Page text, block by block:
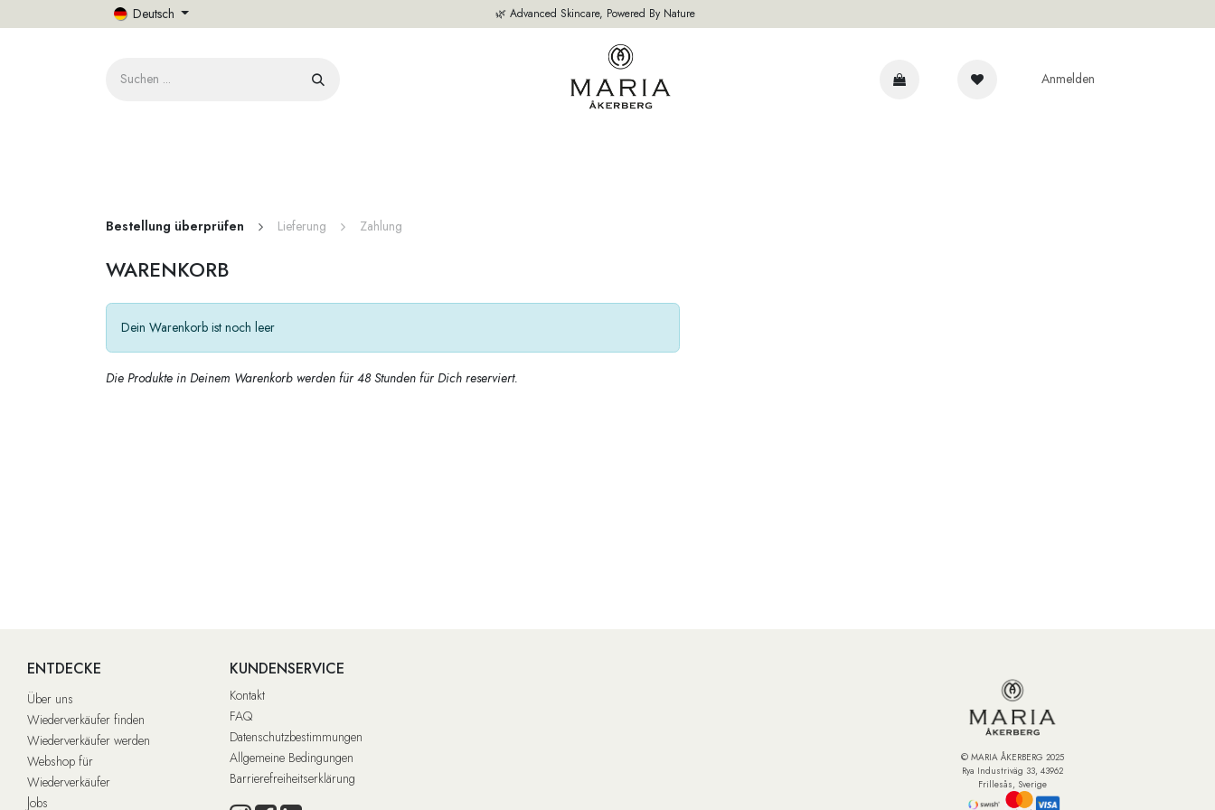
Deutsch 🌿 Advanced Skincare, Powered By Nature
Anmelden
Bestellung überprüfen Lieferung Zahlung
WARENKORB
Dein Warenkorb ist noch leer
Die Produkte in Deinem Warenkorb werden für 48 Stunden für Dich reserviert.
ENTDECKE
Über uns
Wiederverkäufer finden
Wiederverkäufer werden
Webshop für
Wiederverkäufer
Jobs
KUNDENSERVICE
Kontakt
FAQ
Datenschutzbestimmungen
Allgemeine Bedingungen
Barrierefreiheitserklärung
© MARIA ÅKERBERG 2025
Rya Industriväg 33, 43962
Frillesås, Sverige